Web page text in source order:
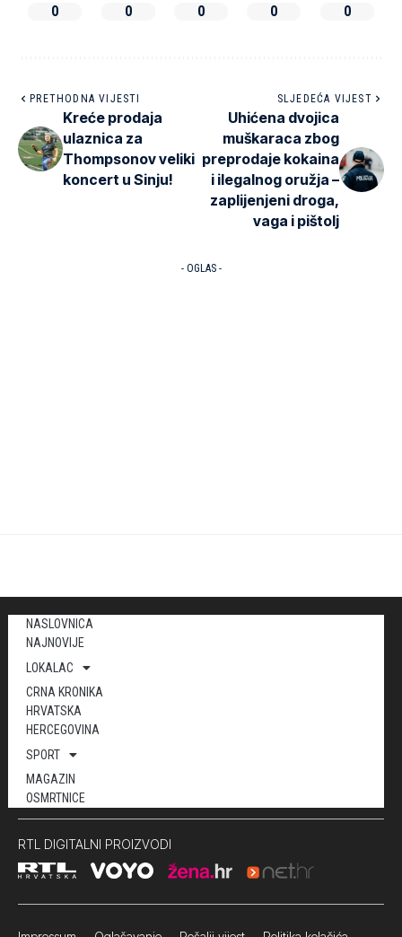
0
0
0
0
0
PRETHODNA VIJESTI
Kreće prodaja
ulaznica za
Thompsonov veliki
koncert u Sinju!
SLJEDEĆA VIJEST
Uhićena dvojica
muškaraca zbog
preprodaje kokaina
i ilegalnog oružja –
zaplijenjeni droga,
vaga i pištolj
- OGLAS -
NASLOVNICA
NAJNOVIJE
LOKALAC
CRNA KRONIKA
HRVATSKA
HERCEGOVINA
SPORT
MAGAZIN
OSMRTNICE
RTL DIGITALNI PROIZVODI